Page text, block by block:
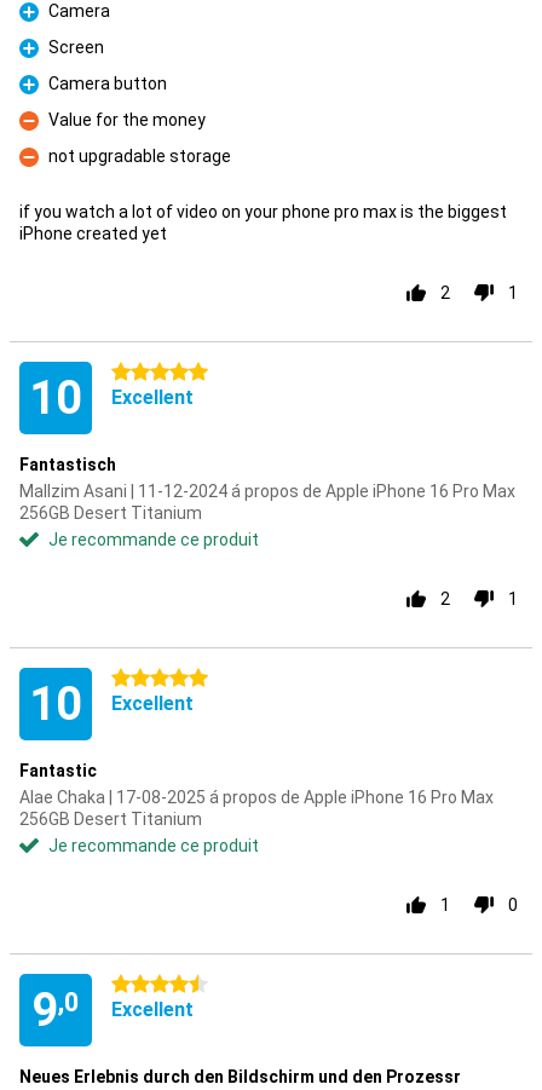
Pour
Camera
Pour
Screen
Pour
Camera button
Contre
Value for the money
Contre
not upgradable storage
if you watch a lot of video on your phone pro max is the biggest
iPhone created yet
2 1
10 5 étoiles
Excellent
Fantastisch
Mallzim Asani | 11-12-2024 á propos de Apple iPhone 16 Pro Max
256GB Desert Titanium
Je recommande ce produit
2 1
10 5 étoiles
Excellent
Fantastic
Alae Chaka | 17-08-2025 á propos de Apple iPhone 16 Pro Max
256GB Desert Titanium
Je recommande ce produit
1 0
9,0
4.5 étoiles
Excellent
Neues Erlebnis durch den Bildschirm und den Prozessr